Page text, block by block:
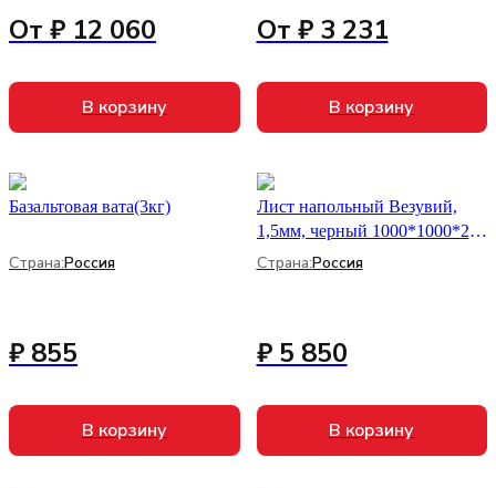
От ₽ 12 060
В корзину
От ₽ 3 231
В корзину
Базальтовая вата(3кг)
Страна:Россия
₽ 855
В корзину
Лист напольный Везувий,
1,5мм, черный 1000*1000*2
R135
Страна:Россия
₽ 5 850
В корзину